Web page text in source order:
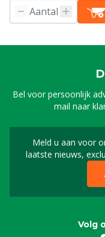
Bel voor persoonlijk
mail naar
Meld u aan voor
laatste nieuws,
Volg